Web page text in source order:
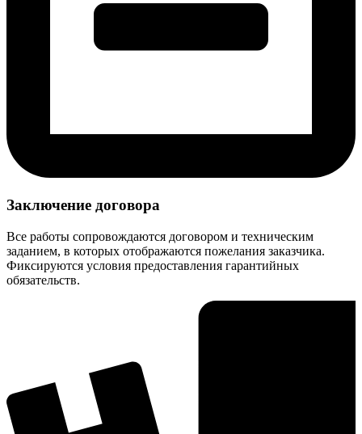
Заключение договора
Все работы сопровождаются договором и техническим
заданием, в которых отображаются пожелания заказчика.
Фиксируются условия предоставления гарантийных
обязательств.